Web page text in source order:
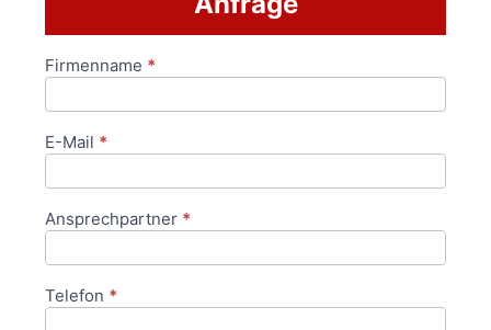
Anfrageformular
Firmenname *
E-Mail *
Ansprechpartner *
Telefon *